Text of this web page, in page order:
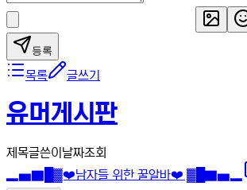
등록
목록 글쓰기
유머게시판
제목글쓴이 날짜조회
▂▅▇█▓❤️남자들 위한 꿀알바❤️ ▓█▇▅▂